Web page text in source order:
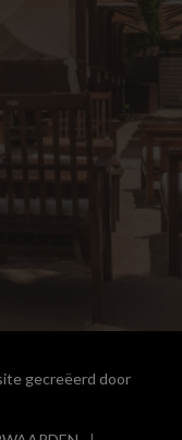
gecreëerd door
in een nieuw venster))